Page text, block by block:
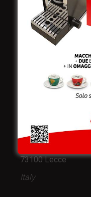
Valentino Caffè Spa
Viale Croazia 8 (Z.I.)
73100 Lecce
Italy